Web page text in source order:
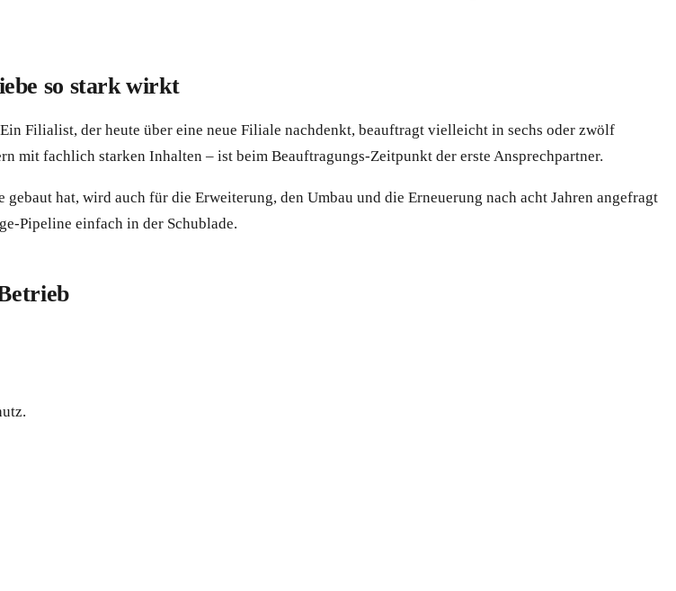
so stark wirkt
Filialist, der heute über eine neue Filiale nachdenkt, beauftragt vielleicht in sechs oder zwölf
mit fachlich starken Inhalten – ist beim Beauftragungs-Zeitpunkt der erste Ansprechpartner.
hat, wird auch für die Erweiterung, den Umbau und die Erneuerung nach acht Jahren angefragt
Pipeline einfach in der Schublade.